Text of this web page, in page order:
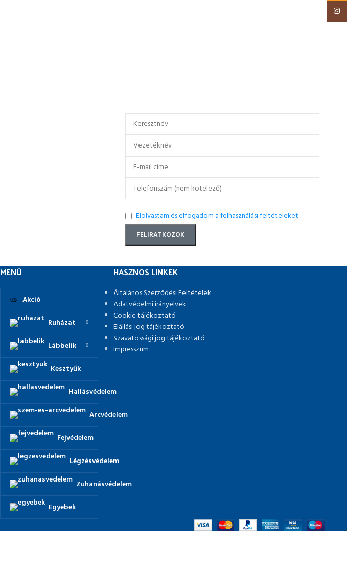
Elolvastam és elfogadom a felhasználási feltételeket
MENÜ
Akció
Ruházat
Lábbelik
Kesztyűk
Hallásvédelem
Arcvédelem
Fejvédelem
Légzésvédelem
Zuhanásvédelem
Egyebek
HASZNOS LINKEK
Általános Szerződési Feltételek
Adatvédelmi irányelvek
Cookie tájékoztató
Elállási jog tájékoztató
Szavatossági jog tájékoztató
Impresszum